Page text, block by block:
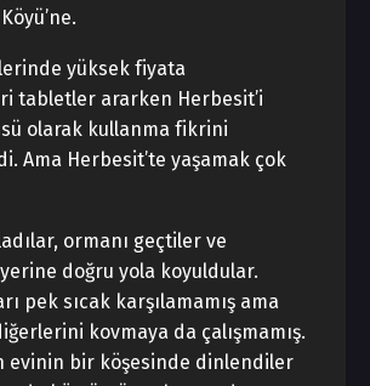
yüksek fiyata
tabletler ararken Herbesit’i
olarak kullanma fikrini
Ama Herbesit’te yaşamak çok
ormanı geçtiler ve
doğru yola koyuldular.
pek sıcak karşılamamış ama
kovmaya da çalışmamış.
evinin bir köşesinde dinlendiler